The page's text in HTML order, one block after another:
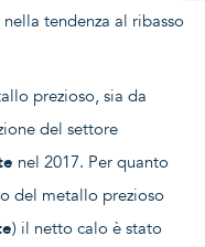
tendenza al ribasso
prezioso, sia da
del settore
nel 2017. Per quanto
del metallo prezioso
) il netto calo è stato